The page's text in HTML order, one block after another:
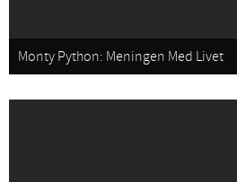
Monty Python: Meningen Med Livet